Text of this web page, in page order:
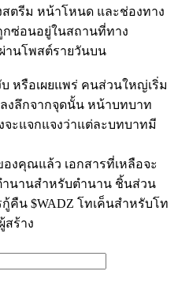
สตรีม หน้าโหนด และช่องทาง
ซ่อนอยู่ในสถานที่ทาง
านโพสต์รายวันบน
หรือเผยแพร่ คนส่วนใหญ่เริ่ม
ลงลึกจากจุดนั้น หน้าบทบาท
ะแจกแจงว่าแต่ละบทบาทมี
งคุณแล้ว เอกสารที่เหลือจะ
ำนานสำหรับตำนาน ชิ้นส่วน
น $WADZ โทเค็นสำหรับโท
สร้าง